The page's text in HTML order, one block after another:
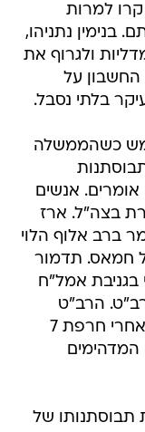
קרו למרות
בנימין נתניהו,
ולגרוף את
החשבון על
בלתי נסבל.
כשהממשלה
אומרים. אנשים
בצה"ל. ארז
ברב אלוף הלוי
חמאס. תדמור
בגניבת אמל"ח
הרב"ט
האסטרטגי הנ"ל חובט ברמטכ"ל שאחרי חרפת 7
המדהימים
של